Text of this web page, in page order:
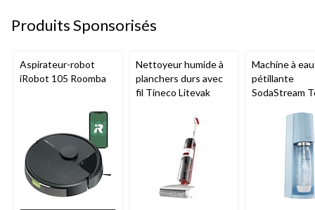
Produits Sponsorisés
Aspirateur-robot
iRobot 105 Roomba
Nettoyeur humide à
planchers durs avec
fil Tineco Litevak
Machine à eau
pétillante
SodaStream